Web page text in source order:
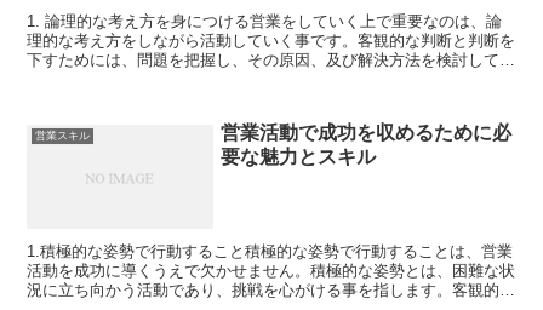
1. 論理的な考え方を身につける営業をしていく上で重要なのは、論
理的な考え方をしながら活動していく事です。客観的な判断と判断を
下すためには、問題を把握し、その原因、及び解決方法を検討して行
営業スキル
営業活動で成功を収めるために必
要な魅力とスキル
1.積極的な姿勢で行動すること積極的な姿勢で行動することは、営業
活動を成功に導くうえで欠かせません。積極的な姿勢とは、困難な状
況に立ち向かう活動であり、挑戦を心がける事を指します。客観的に